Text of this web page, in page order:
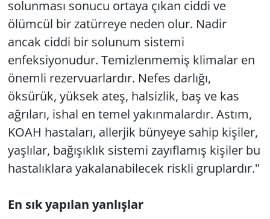
solunması sonucu ortaya çıkan ciddi ve
ölümcül bir zatürreye neden olur. Nadir
ancak ciddi bir solunum sistemi
enfeksiyonudur. Temizlenmemiş klimalar en
önemli rezervuarlardır. Nefes darlığı,
öksürük, yüksek ateş, halsizlik, baş ve kas
ağrıları, ishal en temel yakınmalardır. Astım,
KOAH hastaları, allerjik bünyeye sahip kişiler,
yaşlılar, bağışıklık sistemi zayıflamış kişiler bu
hastalıklara yakalanabilecek riskli gruplardır."
En sık yapılan yanlışlar